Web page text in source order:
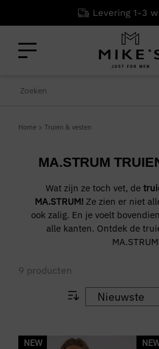
Levering 1-3
Home > Truien & vesten
MA.STRUM
Wat zijn ze toch vet, de
MA.STRUM!Ze zien er niet
ook zalig. En je voelt
alle kanten. Ontdek de
9 producten
NEW